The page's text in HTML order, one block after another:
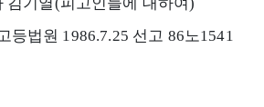
등법원 1986.7.25 선고 86노1541